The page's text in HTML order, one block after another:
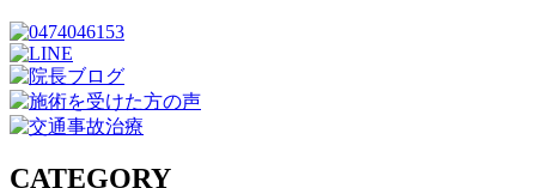
CATEGORY